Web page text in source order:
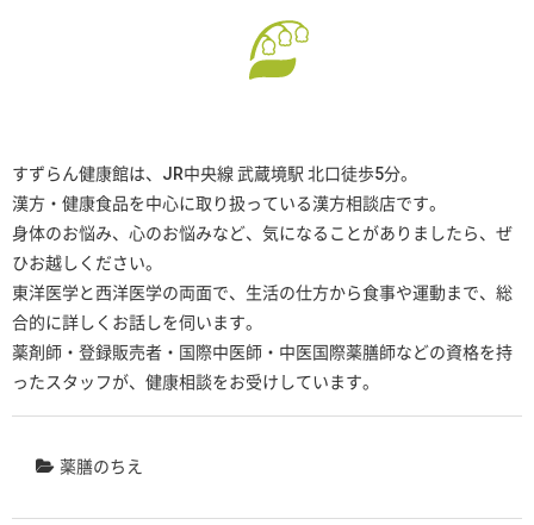
すずらん健康館は、JR中央線 武蔵境駅 北口徒歩5分。
漢方・健康食品を中心に取り扱っている漢方相談店です。
身体のお悩み、心のお悩みなど、気になることがありましたら、ぜ
ひお越しください。
東洋医学と西洋医学の両面で、生活の仕方から食事や運動まで、総
合的に詳しくお話しを伺います。
薬剤師・登録販売者・国際中医師・中医国際薬膳師などの資格を持
ったスタッフが、健康相談をお受けしています。
薬膳のちえ